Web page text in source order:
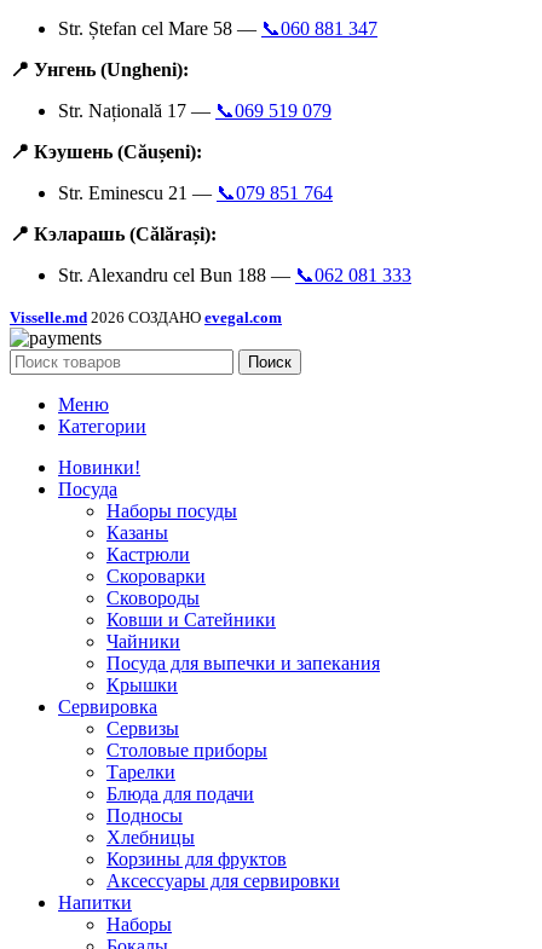
Str. Ștefan cel Mare 58 — 📞060 881 347
📍 Унгень (Ungheni):
Str. Națională 17 — 📞069 519 079
📍 Кэушень (Căușeni):
Str. Eminescu 21 — 📞079 851 764
📍 Кэларашь (Călărași):
Str. Alexandru cel Bun 188 — 📞062 081 333
Visselle.md 2026 СОЗДАНО evegal.com
Поиск
Меню
Категории
Новинки!
Посуда
Наборы посуды
Казаны
Кастрюли
Скороварки
Сковороды
Ковши и Сатейники
Чайники
Посуда для выпечки и запекания
Крышки
Сервировка
Сервизы
Столовые приборы
Тарелки
Блюда для подачи
Подносы
Хлебницы
Корзины для фруктов
Аксессуары для сервировки
Напитки
Наборы